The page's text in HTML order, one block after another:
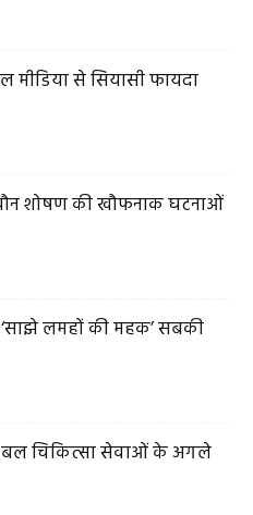
मीडिया से सियासी फायदा
शोषण की खौफनाक घटनाओं
लमहों की महक’ सबकी
बल चिकित्सा सेवाओं के अगले